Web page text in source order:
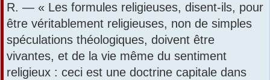
R. — « Les formules religieuses, disent-ils, pour
être véritablement religieuses, non de simples
spéculations théologiques, doivent être
vivantes, et de la vie même du sentiment
religieux : ceci est une doctrine capitale dans